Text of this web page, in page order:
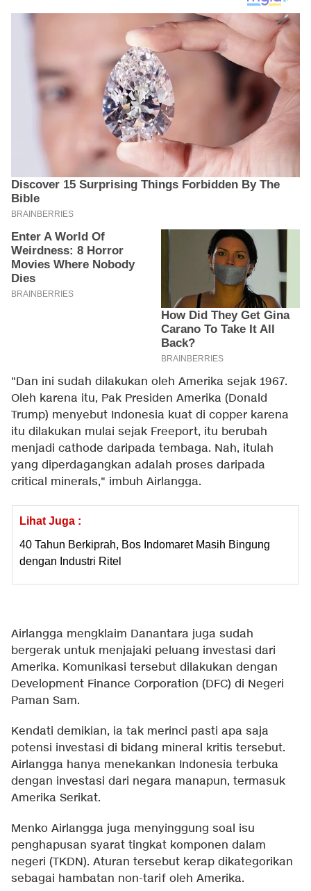
"Dan ini sudah dilakukan oleh Amerika sejak 1967.
Oleh karena itu, Pak Presiden Amerika (Donald
Trump) menyebut Indonesia kuat di copper karena
itu dilakukan mulai sejak Freeport, itu berubah
menjadi cathode daripada tembaga. Nah, itulah
yang diperdagangkan adalah proses daripada
critical minerals," imbuh Airlangga.
Lihat Juga :
40 Tahun Berkiprah, Bos Indomaret Masih Bingung
dengan Industri Ritel
Airlangga mengklaim Danantara juga sudah
bergerak untuk menjajaki peluang investasi dari
Amerika. Komunikasi tersebut dilakukan dengan
Development Finance Corporation (DFC) di Negeri
Paman Sam.
Kendati demikian, ia tak merinci pasti apa saja
potensi investasi di bidang mineral kritis tersebut.
Airlangga hanya menekankan Indonesia terbuka
dengan investasi dari negara manapun, termasuk
Amerika Serikat.
Menko Airlangga juga menyinggung soal isu
penghapusan syarat tingkat komponen dalam
negeri (TKDN). Aturan tersebut kerap dikategorikan
sebagai hambatan non-tarif oleh Amerika.